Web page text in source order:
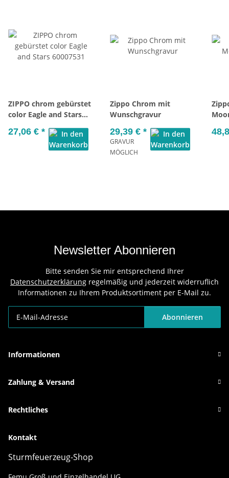
ZIPPO chrom gebürstet
color Eagle and Stars
27,06 € *
Zippo Chrom mit
Wunschgravur
29,39 € *
GRAVUR
MÖGLICH
Newsletter Abonnieren
Bitte senden Sie mir entsprechend Ihrer
Datenschutzerklärung regelmäßig und jederzeit widerruflich
Informationen zu Ihrem Produktsortiment per E-Mail zu.
Abonnieren
Informationen
Zahlung & Versand
Rechtliches
Kontakt
Sturmfeuerzeug-Shop